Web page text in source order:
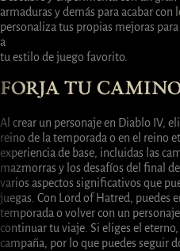
armaduras y demás para acabar con
personaliza tus propias mejoras
a
tu estilo de juego favorito.
FORJA TU
Al crear un personaje en Diablo IV,
reino de la temporada o en el reino
experiencia de base, incluidas las
mazmorras y los desafíos del final
varios aspectos significativos que
juegas. Con Lord of Hatred, puedes
temporada o volver con un
continuar tu viaje. Si eliges el
campaña, por lo que puedes seguir